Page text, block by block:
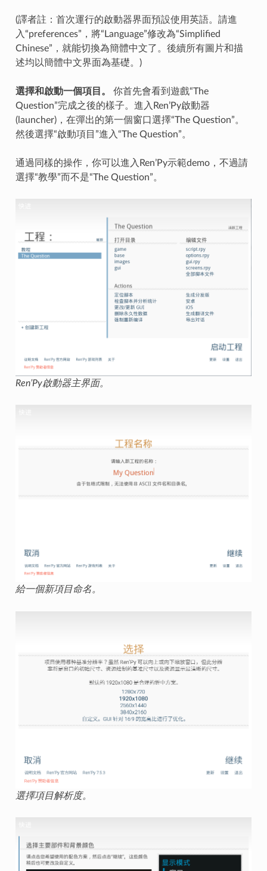
(譯者註：首次運行的啟動器界面預設使用英語。請進
入“preferences”，將“Language”修改為“Simplified
Chinese”，就能切換為簡體中文了。後續所有圖片和描
述均以簡體中文界面為基礎。)
選擇和啟動一個項目。
你首先會看到遊戲“The
Question”完成之後的樣子。進入Ren’Py啟動器
(launcher)，在彈出的第一個窗口選擇“The Question”。
然後選擇“啟動項目”進入“The Question”。
通過同樣的操作，你可以進入Ren’Py示範demo，不過請
選擇“教學”而不是“The Question”。
Ren’Py啟動器主界面。
給一個新項目命名。
選擇項目解析度。